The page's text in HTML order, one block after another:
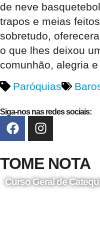
de neve
trapos e meias
sobretudo,
o que lhes deixou
comunhão, alegria e
Paróquias
Siga-nos nas redes sociais:
TOME NOTA
Curso Geral de